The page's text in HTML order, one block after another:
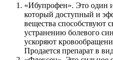
«Ибупрофен». Это один
который доступный и
вещества способствуют
устранению болевого
ускоряют
Продается препарат в